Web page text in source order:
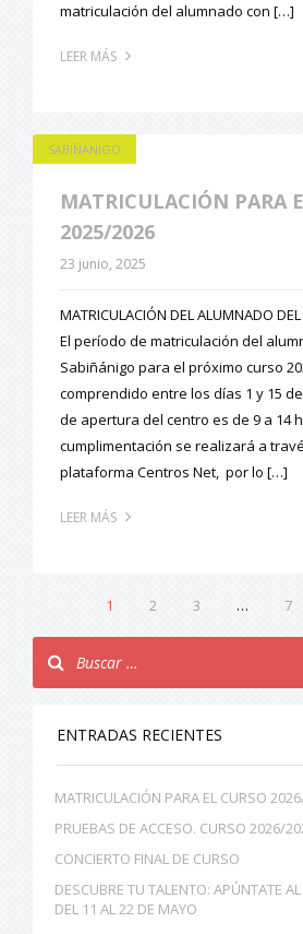
matriculación del alumnado con […]
LEER MÁS
SABIÑANIGO
MATRICULACIÓN PARA
2025/2026
23 junio, 2025
MATRICULACIÓN DEL ALUMNADO
El período de matriculación del
Sabiñánigo para el próximo curso
comprendido entre los días 1 y 15 de
de apertura del centro es de 9 a 14
cumplimentación se realizará a
plataforma Centros Net, por lo […]
LEER MÁS
1 2 3 … 7
ENTRADAS RECIENTES
MATRICULACIÓN PARA EL CURSO
PRUEBAS DE ACCESO. CURSO 2026/
CONCIERTO FINAL DE CURSO
DESCUBRE TU TALENTO: APÚNTATE
DEL 11 AL 22 DE MAYO